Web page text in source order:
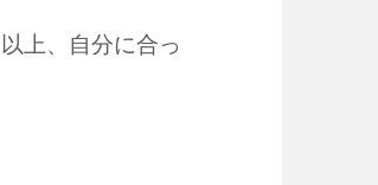
上、自分に合っ